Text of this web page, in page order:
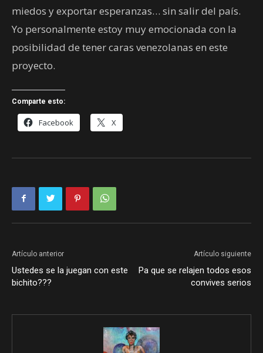
miedos y exportar esperanzas… sin salir del país.
Yo personalmente estoy muy emocionada con la
posibilidad de tener caras venezolanas en este
proyecto.
Comparte esto:
Facebook X
Artículo anterior
Ustedes se la juegan con este
bichito???
Artículo siguiente
Pa que se relajen todos esos
convives serios